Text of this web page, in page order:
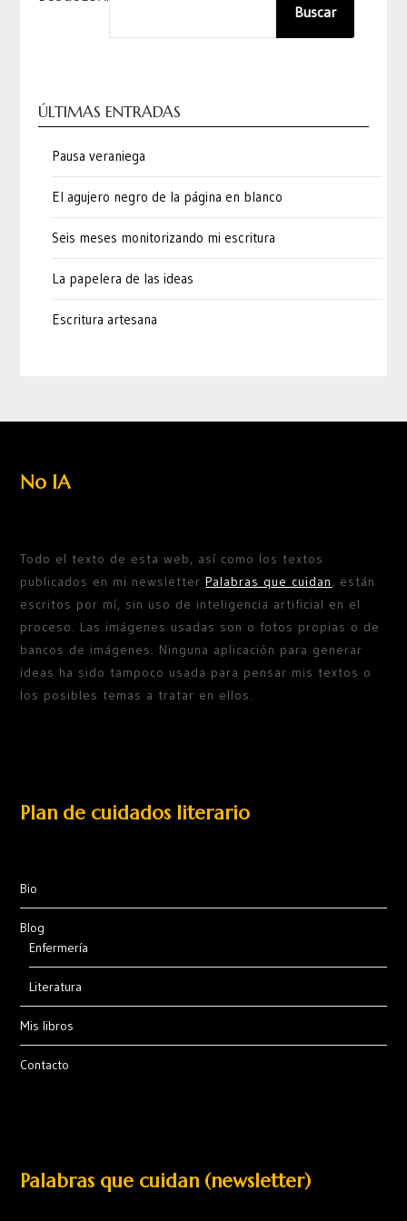
Buscar
ÚLTIMAS ENTRADAS
Pausa veraniega
El agujero negro de la página en blanco
Seis meses monitorizando mi escritura
La papelera de las ideas
Escritura artesana
No IA
Todo el texto de esta web, así como los textos
publicados en mi newsletterPalabras que cuidan, están
escritos por mí, sin uso de inteligencia artificial en el
proceso. Las imágenes usadas son o fotos propias o de
bancos de imágenes. Ninguna aplicación para generar
ideas ha sido tampoco usada para pensar mis textos o
los posibles temas a tratar en ellos.
Plan de cuidados literario
Bio
Blog
Enfermería
Literatura
Mis libros
Contacto
Palabras que cuidan (newsletter)